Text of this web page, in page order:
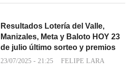
Resultados Lotería del Valle,
Manizales, Meta y Baloto HOY 23
de julio último sorteo y premios
23/07/2025 - 21:25 FELIPE LARA